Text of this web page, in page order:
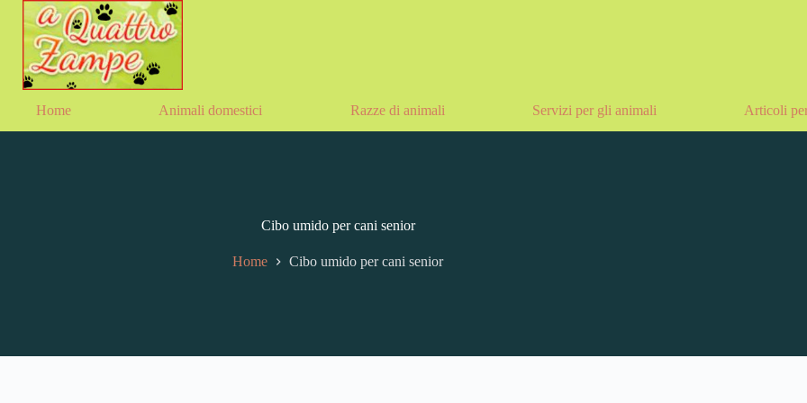
Home Animali domestici Razze di animali Servizi per gli animali Articoli
Cibo umido per cani senior
Home Cibo umido per cani senior